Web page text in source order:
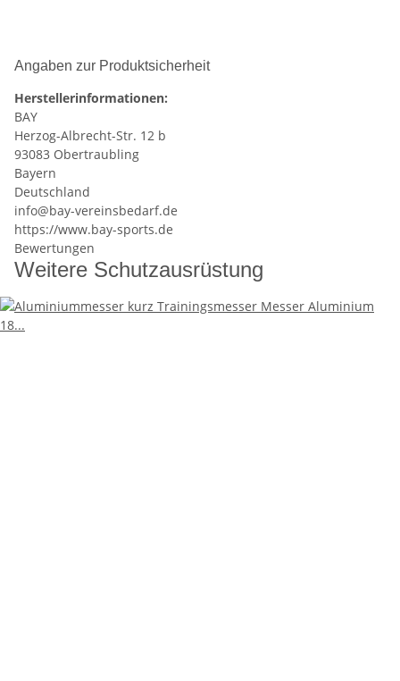
Angaben zur Produktsicherheit
Herstellerinformationen:
BAY
Herzog-Albrecht-Str. 12 b
93083 Obertraubling
Bayern
Deutschland
info@bay-vereinsbedarf.de
https://www.bay-sports.de
Bewertungen
Weitere Schutzausrüstung